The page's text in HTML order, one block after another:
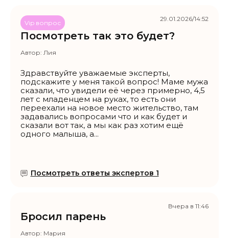
Посмотреть так это будет?
Vip вопрос
Автор: Лия
Здравствуйте уважаемые эксперты,
подскажите у меня такой вопрос! Маме мужа
сказали, что увидели её через примерно, 4,5
лет с младенцем на руках, то есть они
переехали на новое место жительство, там
задавались вопросами что и как будет и
сказали вот так, а мы как раз хотим ещё
одного малыша, а...
Посмотреть ответы экспертов 1
29.01.2026/14:52
Бросил парень
Автор: Мария
Вчера в 11:46